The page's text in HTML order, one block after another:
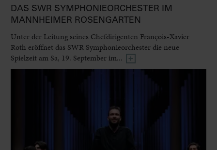
DAS SWR SYMPHONIEORCHESTER IM
MANNHEIMER ROSENGARTEN
Unter der Leitung seines Chefdirigenten François-Xavier
Roth eröffnet das SWR Symphonieorchester die neue
Spielzeit am Sa, 19. September im...